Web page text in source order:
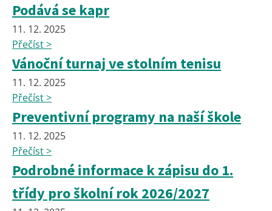
Podává se kapr
11. 12. 2025
Přečíst >
Vánoční turnaj ve stolním tenisu
11. 12. 2025
Přečíst >
Preventivní programy na naší škole
11. 12. 2025
Přečíst >
Podrobné informace k zápisu do 1.
třídy pro školní rok 2026/2027